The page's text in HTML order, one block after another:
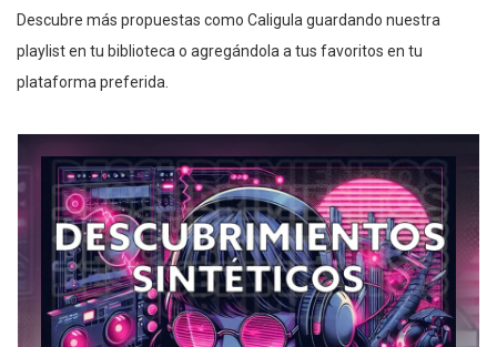
Descubre más propuestas como Caligula guardando nuestra
playlist en tu biblioteca o agregándola a tus favoritos en tu
plataforma preferida.